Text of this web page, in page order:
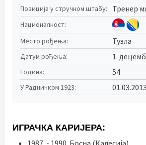
Позиција у стручном штабу: Тренер
Националност:
Место рођења:
Тузла
Датум рођења: 1.
Година: 54
У Радничком 1923:
ИГРАЧКА КАРИЈЕРА:
1987. - 1990. Босна (Калесија)